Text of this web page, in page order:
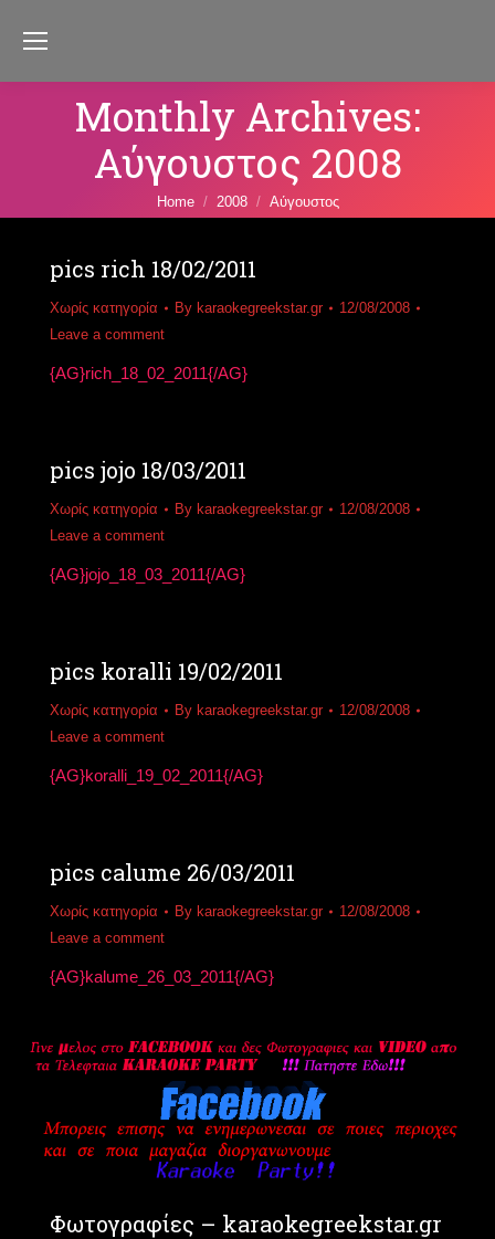
Monthly Archives:
Αύγουστος 2008
You are here:
Home 2008 Αύγουστος
pics rich 18/02/2011
Χωρίς κατηγορία By karaokegreekstar.gr
12/08/2008
Leave a comment
{AG}rich_18_02_2011{/AG}
pics jojo 18/03/2011
Χωρίς κατηγορία By karaokegreekstar.gr
12/08/2008
Leave a comment
{AG}jojo_18_03_2011{/AG}
pics koralli 19/02/2011
Χωρίς κατηγορία By karaokegreekstar.gr
12/08/2008
Leave a comment
{AG}koralli_19_02_2011{/AG}
pics calume 26/03/2011
Χωρίς κατηγορία By karaokegreekstar.gr
12/08/2008
Leave a comment
{AG}kalume_26_03_2011{/AG}
Φωτογραφίες – karaokegreekstar.gr